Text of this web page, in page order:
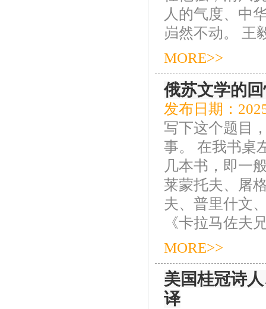
人的气度、中
岿然不动。 王
MORE>>
俄苏文学的
发布日期：
写下这个题目
事。 在我书桌
几本书，即一
莱蒙托夫、屠
夫、普里什文
《卡拉马佐夫
MORE>>
美国桂冠诗
译